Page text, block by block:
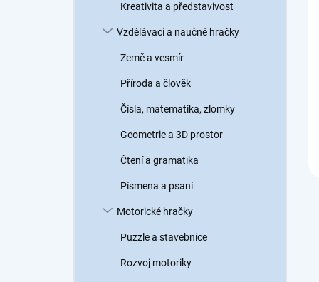
Kreativita a představivost
Vzdělávací a naučné hračky
Země a vesmír
Příroda a člověk
Čísla, matematika, zlomky
Geometrie a 3D prostor
Čtení a gramatika
Písmena a psaní
Motorické hračky
Puzzle a stavebnice
Rozvoj motoriky